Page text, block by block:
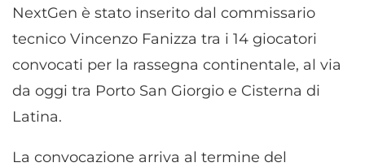
NextGen è stato inserito dal commissario
tecnico Vincenzo Fanizza tra i 14 giocatori
convocati per la rassegna continentale, al via
da oggi tra Porto San Giorgio e Cisterna di
Latina.
La convocazione arriva al termine del